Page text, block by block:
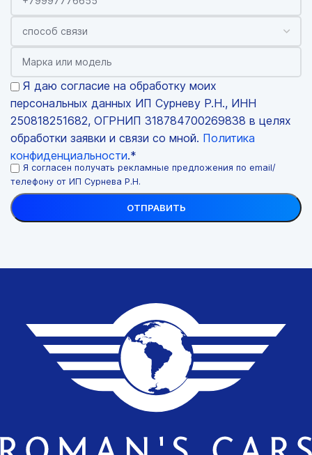
Я даю согласие на обработку моих
персональных данных ИП Сурневу Р.Н., ИНН
250818251682, ОГРНИП 318784700269838 в целях
обработки заявки и связи со мной. Политика
конфиденциальности.*
Я согласен получать рекламные предложения по email/
телефону от ИП Сурнева Р.Н.